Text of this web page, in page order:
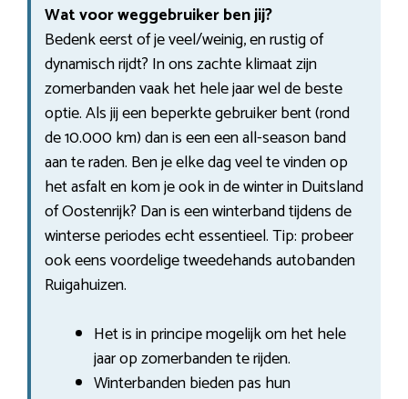
Wat voor weggebruiker ben jij?
Bedenk eerst of je veel/weinig, en rustig of
dynamisch rijdt? In ons zachte klimaat zijn
zomerbanden vaak het hele jaar wel de beste
optie. Als jij een beperkte gebruiker bent (rond
de 10.000 km) dan is een een all-season band
aan te raden. Ben je elke dag veel te vinden op
het asfalt en kom je ook in de winter in Duitsland
of Oostenrijk? Dan is een winterband tijdens de
winterse periodes echt essentieel. Tip: probeer
ook eens voordelige tweedehands autobanden
Ruigahuizen.
Het is in principe mogelijk om het hele
jaar op zomerbanden te rijden.
Winterbanden bieden pas hun